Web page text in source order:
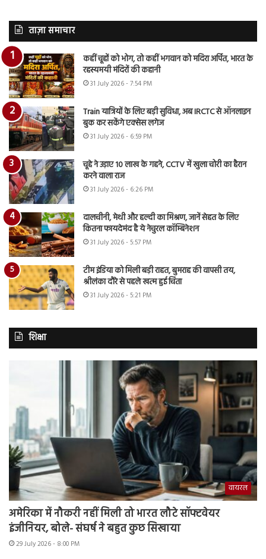
ताज़ा समाचार
कहीं चूहों को भोग, तो कहीं भगवान को मदिरा अर्पित, भारत के
रहस्यमयी मंदिरों की कहानी
31 July 2026 - 7:54 PM
Train यात्रियों के लिए बड़ी सुविधा, अब IRCTC से ऑनलाइन
बुक कर सकेंगे एक्सेस लगेज
31 July 2026 - 6:59 PM
चूहे ने उड़ाए 10 लाख के गहने, CCTV में खुला चोरी का हैरान
करने वाला राज
31 July 2026 - 6:26 PM
दालचीनी, मेथी और हल्दी का मिश्रण, जानें सेहत के लिए
कितना फायदेमंद है ये नेचुरल कॉम्बिनेशन
31 July 2026 - 5:57 PM
टीम इंडिया को मिली बड़ी राहत, बुमराह की वापसी तय,
श्रीलंका दौरे से पहले खत्म हुई चिंता
31 July 2026 - 5:21 PM
शिक्षा
वायरल
अमेरिका में नौकरी नहीं मिली तो भारत लौटे सॉफ्टवेयर
इंजीनियर, बोले- संघर्ष ने बहुत कुछ सिखाया
29 July 2026 - 8:00 PM